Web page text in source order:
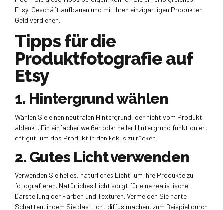
Etsy-Geschäft aufbauen und mit Ihren einzigartigen Produkten
Geld verdienen.
Tipps für die
Produktfotografie auf
Etsy
1. Hintergrund wählen
Wählen Sie einen neutralen Hintergrund, der nicht vom Produkt
ablenkt. Ein einfacher weißer oder heller Hintergrund funktioniert
oft gut, um das Produkt in den Fokus zu rücken.
2. Gutes Licht verwenden
Verwenden Sie helles, natürliches Licht, um Ihre Produkte zu
fotografieren. Natürliches Licht sorgt für eine realistische
Darstellung der Farben und Texturen. Vermeiden Sie harte
Schatten, indem Sie das Licht diffus machen, zum Beispiel durch